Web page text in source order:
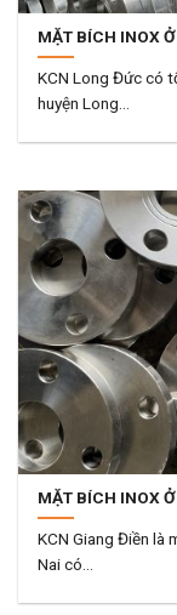
MẶT BÍCH INOX
KCN Long Đức có
huyện Long...
MẶT BÍCH INOX
KCN Giang Điền là
Nai có...